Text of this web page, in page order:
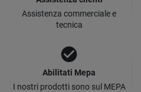
Assistenza commerciale e
tecnica
check_circle
Abilitati Mepa
I nostri prodotti sono sul MEPA